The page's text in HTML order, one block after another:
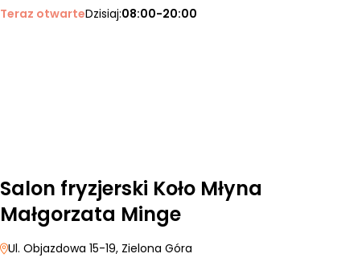
Teraz otwarteDzisiaj:08:00-20:00
Salon fryzjerski Koło Młyna
Małgorzata Minge
Ul. Objazdowa 15-19, Zielona Góra